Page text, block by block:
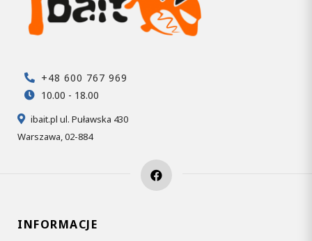
+48 600 767 969
10.00 - 18.00
ibait.pl ul. Puławska 430
Warszawa, 02-884
INFORMACJE